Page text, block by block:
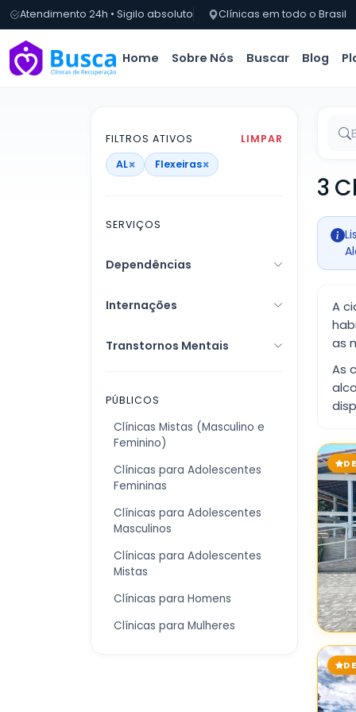
Atendimento 24h • Sigilo absoluto Clínicas em todo o Brasil
Home Sobre Nós Buscar Blog
FILTROS ATIVOS
LIMPAR
AL× Flexeiras×
SERVIÇOS
Dependências
Internações
Transtornos Mentais
PÚBLICOS
Clínicas Mistas (Masculino e
Feminino)
Clínicas para Adolescentes
Femininas
Clínicas para Adolescentes
Masculinos
Clínicas para Adolescentes
Mistas
Clínicas para Homens
Clínicas para Mulheres
3
A
as
As